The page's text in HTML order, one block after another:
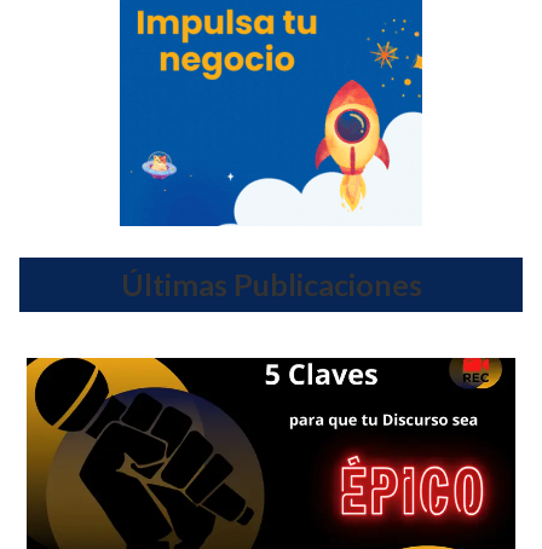
Últimas Publicaciones